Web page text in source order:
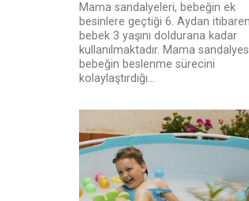
Mama sandalyeleri, bebeğin ek
besinlere geçtiği 6. Aydan
bebek 3 yaşını doldurana kadar
kullanılmaktadır. Mama
bebeğin beslenme sürecini
kolaylaştırdığı...